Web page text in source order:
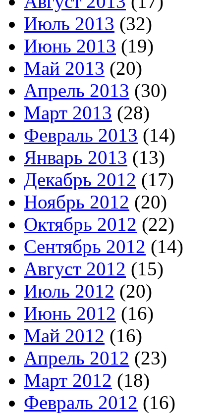
Июль 2013 (32)
Июнь 2013 (19)
Май 2013 (20)
Апрель 2013 (30)
Март 2013 (28)
Февраль 2013 (14)
Январь 2013 (13)
Декабрь 2012 (17)
Ноябрь 2012 (20)
Октябрь 2012 (22)
Сентябрь 2012 (14)
Август 2012 (15)
Июль 2012 (20)
Июнь 2012 (16)
Май 2012 (16)
Апрель 2012 (23)
Март 2012 (18)
Февраль 2012 (16)